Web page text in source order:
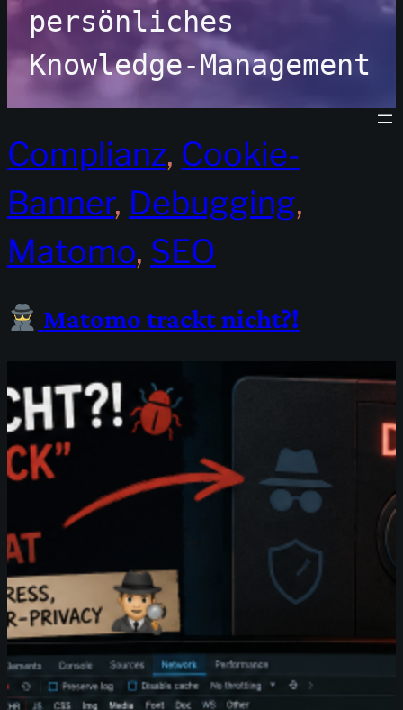
persönliches
Knowledge-Management
Complianz, Cookie-
Banner, Debugging
Matomo, SEO
Matomo trackt nicht?!